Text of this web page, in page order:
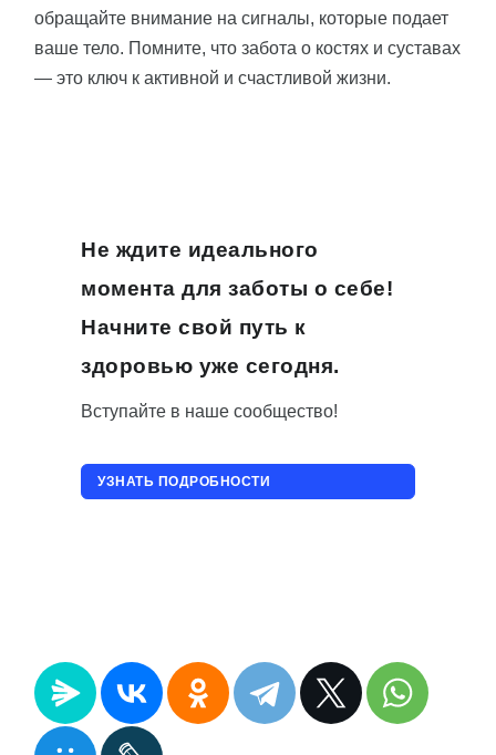
обращайте внимание на сигналы, которые подает
ваше тело. Помните, что забота о костях и суставах
— это ключ к активной и счастливой жизни.
Не ждите идеального
момента для заботы о себе!
Начните свой путь к
здоровью уже сегодня.
Вступайте в наше сообщество!
УЗНАТЬ ПОДРОБНОСТИ